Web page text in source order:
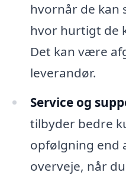
hvornår de kan
hvor hurtigt de
Det kan være
leverandør.
Service og
tilbyder bedre
opfølgning end
overveje, når